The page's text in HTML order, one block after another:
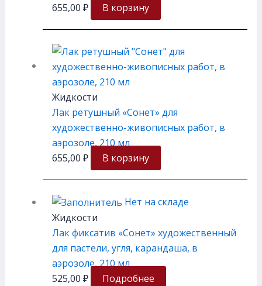
655,00 ₽ В корзину
Жидкости
Лак ретушный «Сонет» для
художественно-живописных работ, в
аэрозоле, 210 мл
655,00 ₽ В корзину
Нет на складе
Жидкости
Лак фиксатив «Сонет» художественный
для пастели, угля, карандаша, в
аэрозоле, 210 мл
525,00 ₽ Подробнее